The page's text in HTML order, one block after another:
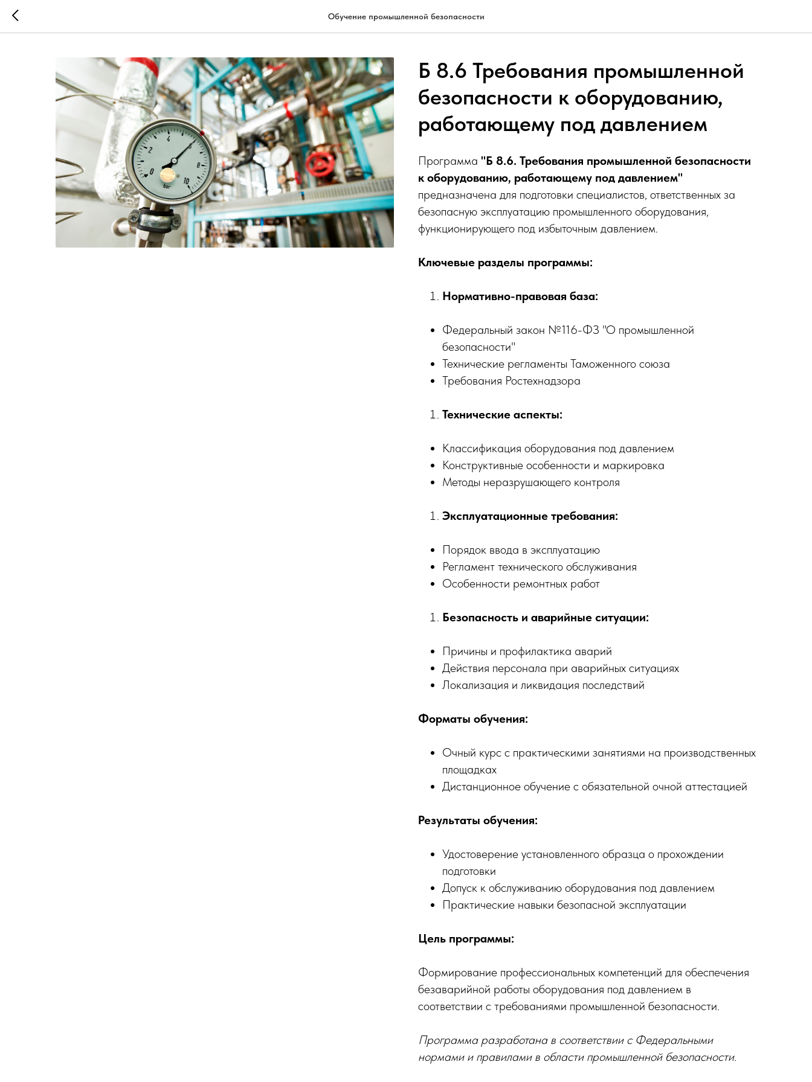
Обучение промышленной безопасности
Б 8.6 Требования промышленной
безопасности к оборудованию,
работающему под давлением
Программа "Б 8.6. Требования промышленной безопасности
к оборудованию, работающему под давлением"
предназначена для подготовки специалистов, ответственных за
безопасную эксплуатацию промышленного оборудования,
функционирующего под избыточным давлением.
Ключевые разделы программы:
Нормативно-правовая база:
Федеральный закон №116-ФЗ "О промышленной
безопасности"
Технические регламенты Таможенного союза
Требования Ростехнадзора
Технические аспекты:
Классификация оборудования под давлением
Конструктивные особенности и маркировка
Методы неразрушающего контроля
Эксплуатационные требования:
Порядок ввода в эксплуатацию
Регламент технического обслуживания
Особенности ремонтных работ
Безопасность и аварийные ситуации:
Причины и профилактика аварий
Действия персонала при аварийных ситуациях
Локализация и ликвидация последствий
Форматы обучения:
Очный курс с практическими занятиями на производственных
площадках
Дистанционное обучение с обязательной очной аттестацией
Результаты обучения:
Удостоверение установленного образца о прохождении
подготовки
Допуск к обслуживанию оборудования под давлением
Практические навыки безопасной эксплуатации
Цель программы:
Формирование профессиональных компетенций для обеспечения
безаварийной работы оборудования под давлением в
соответствии с требованиями промышленной безопасности.
Программа разработана в соответствии с Федеральными
нормами и правилами в области промышленной безопасности.